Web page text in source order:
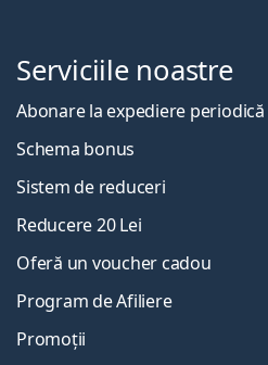
Serviciile noastre
Abonare la expediere periodică
Schema bonus
Sistem de reduceri
Reducere 20 Lei
Oferă un voucher cadou
Program de Afiliere
Promoții